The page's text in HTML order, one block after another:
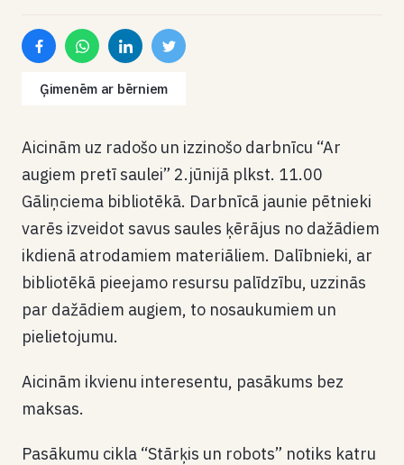
Ģimenēm ar bērniem
Aicinām uz radošo un izzinošo darbnīcu “Ar
augiem pretī saulei” 2.jūnijā plkst. 11.00
Gāliņciema bibliotēkā. Darbnīcā jaunie pētnieki
varēs izveidot savus saules ķērājus no dažādiem
ikdienā atrodamiem materiāliem. Dalībnieki, ar
bibliotēkā pieejamo resursu palīdzību, uzzinās
par dažādiem augiem, to nosaukumiem un
pielietojumu.
Aicinām ikvienu interesentu, pasākums bez
maksas.
Pasākumu cikla “Stārķis un robots” notiks katru